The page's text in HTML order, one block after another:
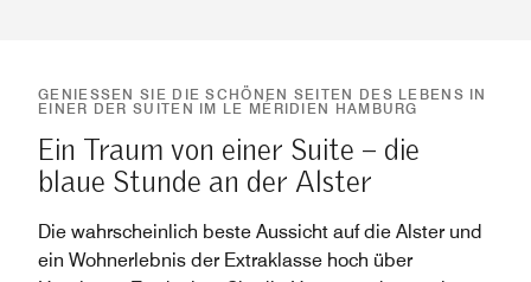
GENIESSEN SIE DIE SCHÖNEN SEITEN DES LEBENS IN E
INER DER SUITEN IM LE MÉRIDIEN HAMBURG
Ein Traum von einer Suite – die
blaue Stunde an der Alster
Die wahrscheinlich beste Aussicht auf die Alster und
ein Wohnerlebnis der Extraklasse hoch über